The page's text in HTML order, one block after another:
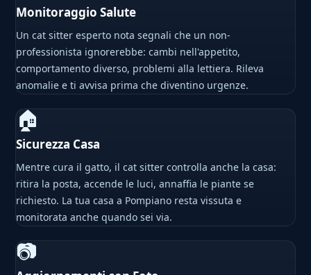
Monitoraggio Salute
Un cat sitter esperto nota segnali che un non-
professionista ignorerebbe: cambi nell'appetito,
comportamento diverso, problemi alla lettiera. Rileva
anomalie e ti avvisa prima che diventino urgenze.
🏠
Sicurezza Casa
Mentre cura il gatto, il cat sitter controlla anche la casa:
ritira la posta, accende le luci, annaffia le piante se
richiesto. La tua casa a Pompiano resta vissuta e
monitorata anche quando sei via.
📷